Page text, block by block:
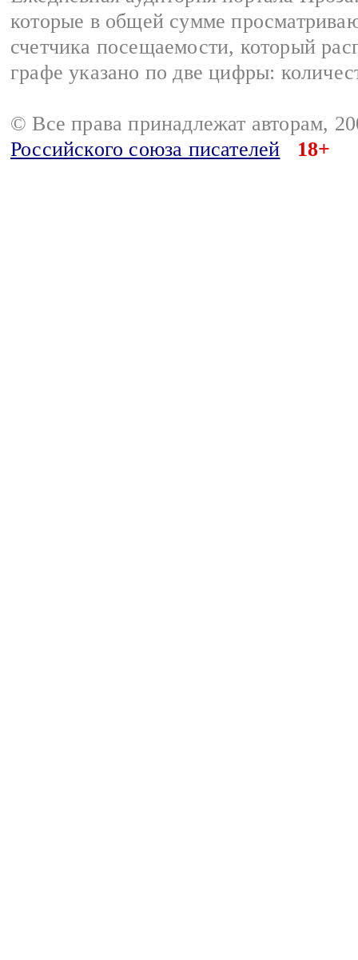
которые в общей сумме
счетчика посещаемости, который
графе указано по две цифры:
© Все права принадлежат авторам,
Российского союза писателей
18+